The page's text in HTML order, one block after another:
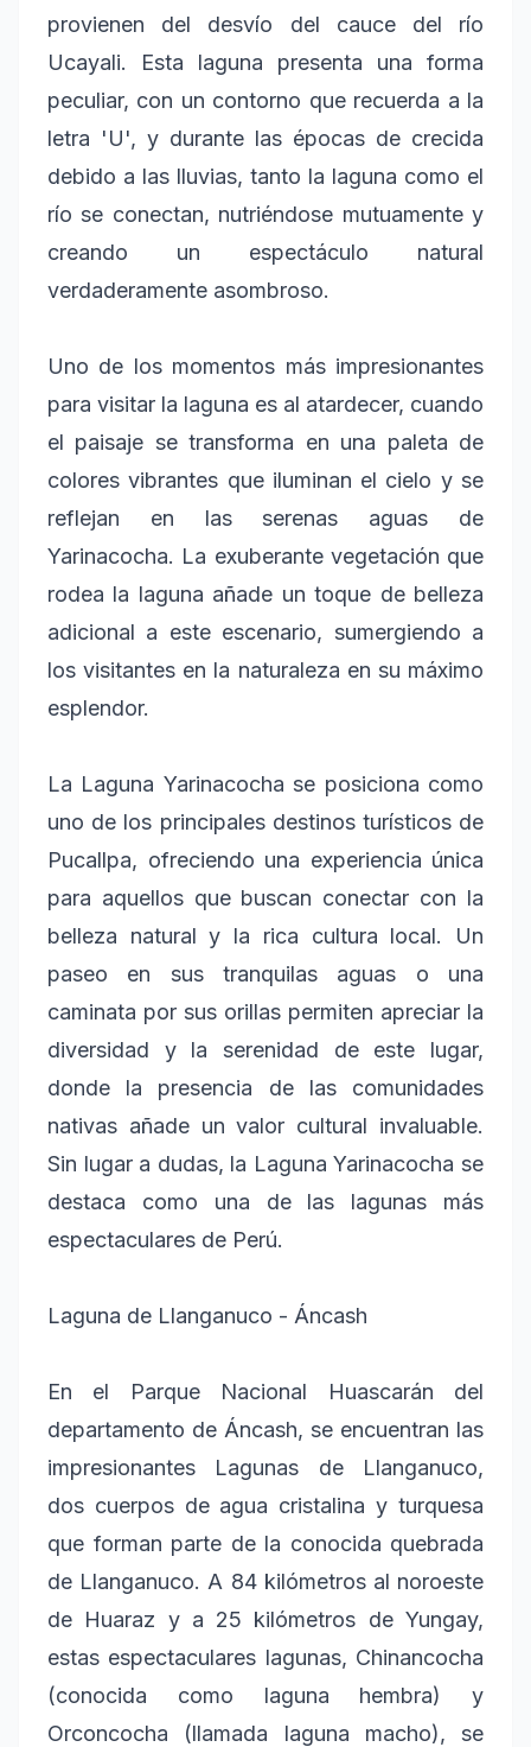
provienen del desvío del cauce del río
Ucayali. Esta laguna presenta una forma
peculiar, con un contorno que recuerda a la
letra 'U', y durante las épocas de crecida
debido a las lluvias, tanto la laguna como el
río se conectan, nutriéndose mutuamente y
creando un espectáculo natural
verdaderamente asombroso.
Uno de los momentos más impresionantes
para visitar la laguna es al atardecer, cuando
el paisaje se transforma en una paleta de
colores vibrantes que iluminan el cielo y se
reflejan en las serenas aguas de
Yarinacocha. La exuberante vegetación que
rodea la laguna añade un toque de belleza
adicional a este escenario, sumergiendo a
los visitantes en la naturaleza en su máximo
esplendor.
La Laguna Yarinacocha se posiciona como
uno de los principales destinos turísticos de
Pucallpa, ofreciendo una experiencia única
para aquellos que buscan conectar con la
belleza natural y la rica cultura local. Un
paseo en sus tranquilas aguas o una
caminata por sus orillas permiten apreciar la
diversidad y la serenidad de este lugar,
donde la presencia de las comunidades
nativas añade un valor cultural invaluable.
Sin lugar a dudas, la Laguna Yarinacocha se
destaca como una de las lagunas más
espectaculares de Perú.
Laguna de Llanganuco - Áncash
En el Parque Nacional Huascarán del
departamento de Áncash, se encuentran las
impresionantes Lagunas de Llanganuco,
dos cuerpos de agua cristalina y turquesa
que forman parte de la conocida quebrada
de Llanganuco. A 84 kilómetros al noroeste
de Huaraz y a 25 kilómetros de Yungay,
estas espectaculares lagunas, Chinancocha
(conocida como laguna hembra) y
Orconcocha (llamada laguna macho), se